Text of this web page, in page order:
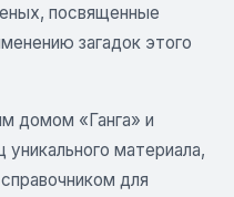
посвященные
загадок этого
домом «Ганга» и
материала,
для